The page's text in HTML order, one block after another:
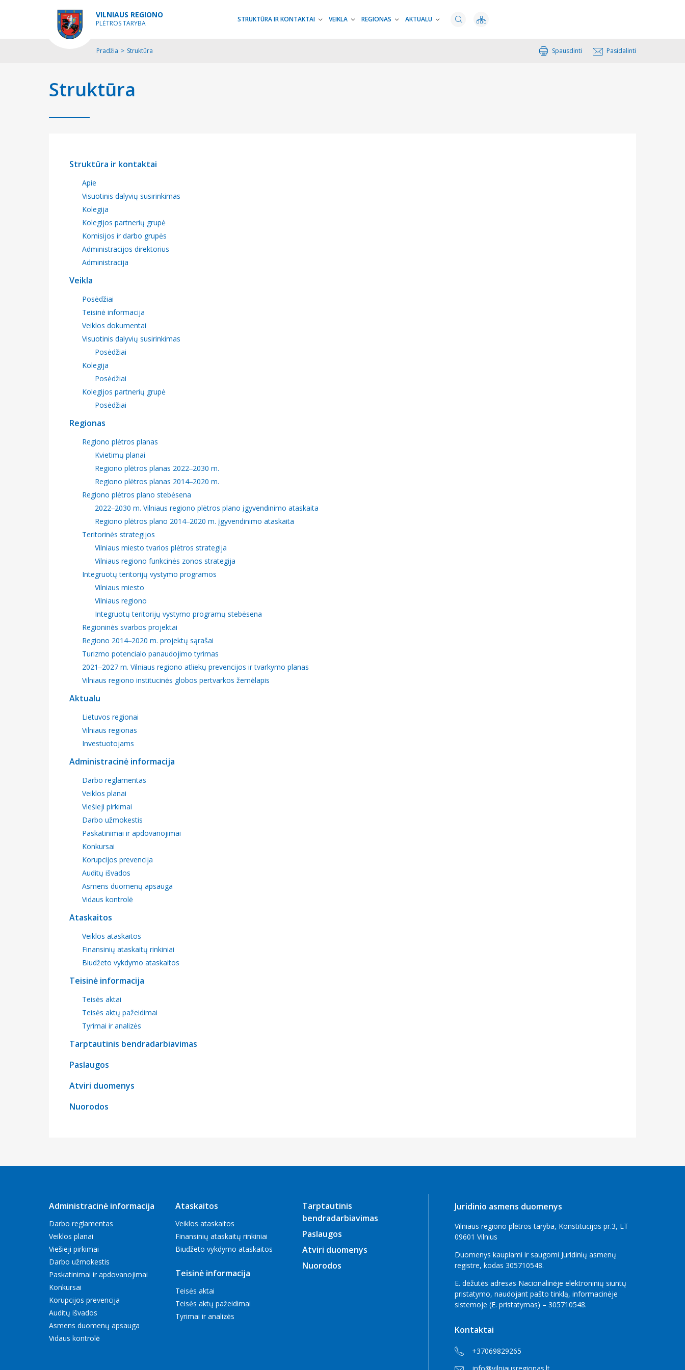
VILNIAUS REGIONO
PLĖTROS TARYBA STRUKTŪRA IR KONTAKTAI VEIKLA REGIONAS AKTUALU
Pradžia > Struktūra Spausdinti Pasidalinti
Struktūra
Struktūra ir kontaktai
Apie
Visuotinis dalyvių susirinkimas
Kolegija
Kolegijos partnerių grupė
Komisijos ir darbo grupės
Administracijos direktorius
Administracija
Veikla
Posėdžiai
Teisinė informacija
Veiklos dokumentai
Visuotinis dalyvių susirinkimas
Posėdžiai
Kolegija
Posėdžiai
Kolegijos partnerių grupė
Posėdžiai
Regionas
Regiono plėtros planas
Kvietimų planai
Regiono plėtros planas 2022‒2030 m.
Regiono plėtros planas 2014‒2020 m.
Regiono plėtros plano stebėsena
2022‒2030 m. Vilniaus regiono plėtros plano įgyvendinimo ataskaita
Regiono plėtros plano 2014‒2020 m. įgyvendinimo ataskaita
Teritorinės strategijos
Vilniaus miesto tvarios plėtros strategija
Vilniaus regiono funkcinės zonos strategija
Integruotų teritorijų vystymo programos
Vilniaus miesto
Vilniaus regiono
Integruotų teritorijų vystymo programų stebėsena
Regioninės svarbos projektai
Regiono 2014‒2020 m. projektų sąrašai
Turizmo potencialo panaudojimo tyrimas
2021‒2027 m. Vilniaus regiono atliekų prevencijos ir tvarkymo planas
Vilniaus regiono institucinės globos pertvarkos žemėlapis
Aktualu
Lietuvos regionai
Vilniaus regionas
Investuotojams
Administracinė informacija
Darbo reglamentas
Veiklos planai
Viešieji pirkimai
Darbo užmokestis
Paskatinimai ir apdovanojimai
Konkursai
Korupcijos prevencija
Auditų išvados
Asmens duomenų apsauga
Vidaus kontrolė
Ataskaitos
Veiklos ataskaitos
Finansinių ataskaitų rinkiniai
Biudžeto vykdymo ataskaitos
Teisinė informacija
Teisės aktai
Teisės aktų pažeidimai
Tyrimai ir analizės
Tarptautinis bendradarbiavimas
Paslaugos
Atviri duomenys
Nuorodos
Administracinė informacija
Darbo reglamentas
Veiklos planai
Viešieji pirkimai
Darbo užmokestis
Paskatinimai ir apdovanojimai
Konkursai
Korupcijos prevencija
Auditų išvados
Asmens duomenų apsauga
Vidaus kontrolė
Ataskaitos
Veiklos ataskaitos
Finansinių ataskaitų rinkiniai
Biudžeto vykdymo ataskaitos
Teisinė informacija
Teisės aktai
Teisės aktų pažeidimai
Tyrimai ir analizės
Tarptautinis
bendradarbiavimas
Paslaugos
Atviri duomenys
Nuorodos
Juridinio asmens duomenys
Vilniaus regiono plėtros taryba, Konstitucijos pr.3, LT
09601 Vilnius
Duomenys kaupiami ir saugomi Juridinių asmenų
registre, kodas 305710548.
E. dėžutės adresas Nacionalinėje elektroninių siuntų
pristatymo, naudojant pašto tinklą, informacinėje
sistemoje (E. pristatymas) – 305710548.
Kontaktai
+37069829265